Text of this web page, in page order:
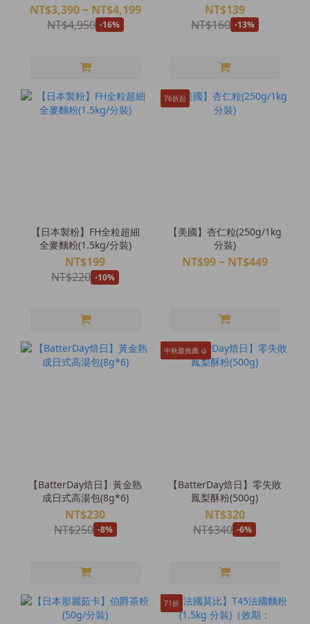
NT$3,390 ~ NT$4,199
NT$4,950 -16%
NT$139
NT$160 -13%
【日本製粉】FH全粒超細
全麥麵粉(1.5kg/分裝)
NT$199
NT$220 -10%
76折起
【美國】杏仁粒(250g/1kg
分裝)
NT$99 ~ NT$449
【BatterDay焙日】黃金熟
成日式高湯包(8g*6)
NT$230
NT$250 -8%
中秋最推薦 🥮
【BatterDay焙日】零失敗
鳳梨酥粉(500g)
NT$320
NT$340 -6%
71折